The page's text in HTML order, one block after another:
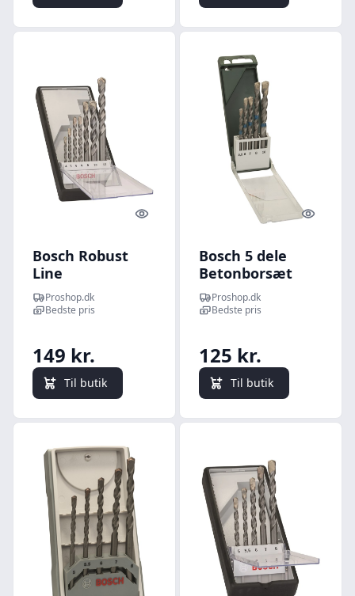
Quick look
Bosch Robust
Line
betonborsæt
CYL-3 med 7 dele
Proshop.dk
Bedste pris
149 kr.
Til butik
Quick
Bosch 5 dele
Betonborsæt
Proshop.dk
Bedste pris
125 kr.
Til butik